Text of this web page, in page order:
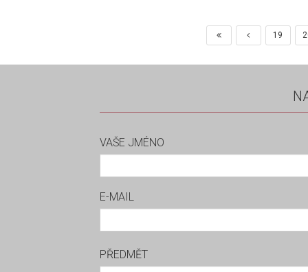
19
VAŠE JMÉNO
E-MAIL
PŘEDMĚT